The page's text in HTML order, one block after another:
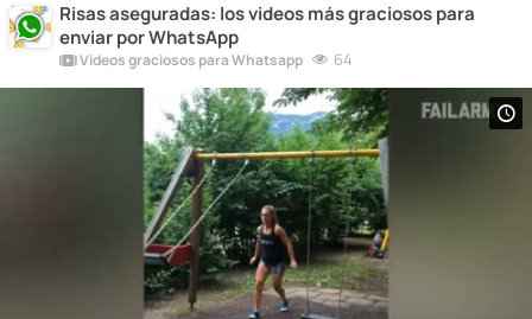
Risas aseguradas: los videos más graciosos para
enviar por WhatsApp
Vídeos graciosos para Whatsapp 64